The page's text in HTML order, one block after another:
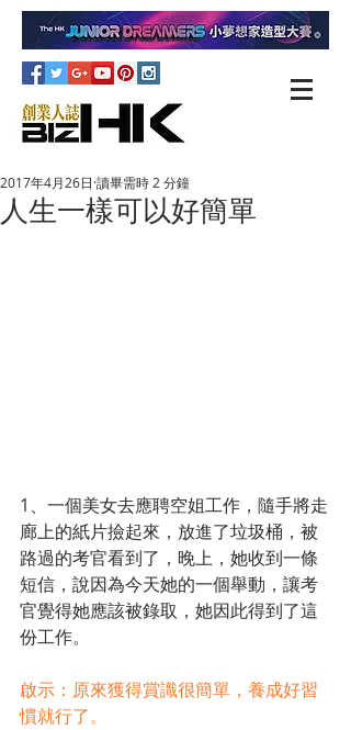
人生一樣可以好簡單
2017年4月26日 讀畢需時 2 分鐘
1、一個美女去應聘空姐工作，隨手將走
廊上的紙片撿起來，放進了垃圾桶，被
路過的考官看到了，晚上，她收到一條
短信，說因為今天她的一個舉動，讓考
官覺得她應該被錄取，她因此得到了這
份工作。
啟示：原來獲得賞識很簡單，養成好習
慣就行了。